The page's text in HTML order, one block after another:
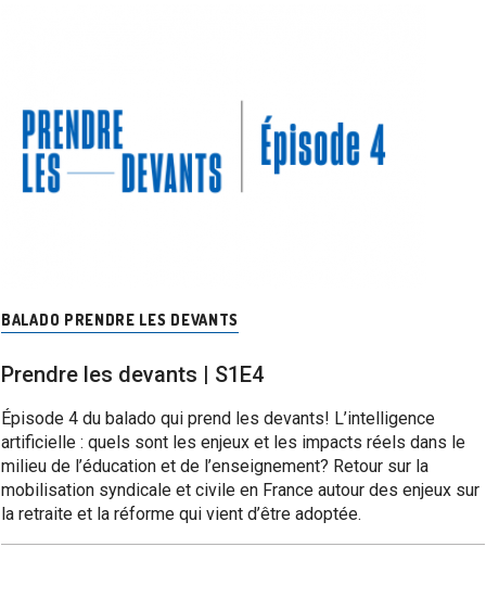
BALADO PRENDRE LES DEVANTS
Prendre les devants | S1E4
Épisode 4 du balado qui prend les devants! L’intelligence
artificielle : quels sont les enjeux et les impacts réels dans le
milieu de l’éducation et de l’enseignement? Retour sur la
mobilisation syndicale et civile en France autour des enjeux sur
la retraite et la réforme qui vient d’être adoptée.